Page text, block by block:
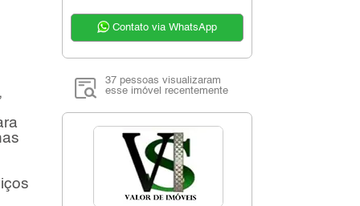
Contato via WhatsApp
37 pessoas visualizaram
esse imóvel recentemente